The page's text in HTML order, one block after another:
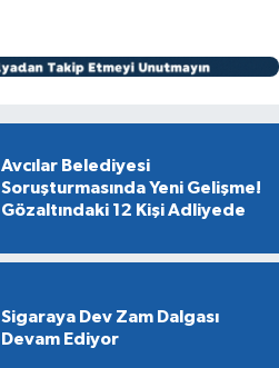
Avcılar Belediyesi
Soruşturmasında Yeni Gelişme!
Gözaltındaki 12 Kişi Adliyede
Sigaraya Dev Zam Dalgası
Devam Ediyor